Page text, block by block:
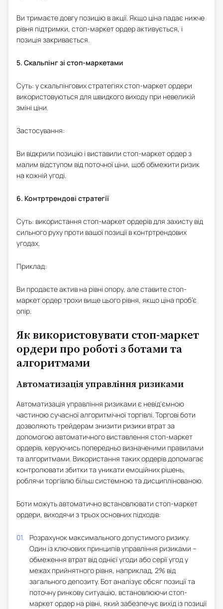
Ви тримаєте довгу позицію в акції. Якщо ціна падає нижче
рівня підтримки, стоп-маркет ордер активується, і
позиція закривається.
5. Скальпінг зі стоп-маркетами
Суть: у скальпінгових стратегіях стоп-маркет ордери
використовуються для швидкого виходу при невеликій
зміні ціни.
Застосування:
Ви відкрили позицію і виставили стоп-маркет ордер з
малим відступом від поточної ціни, щоб обмежити ризик
на кожній угоді.
6. Контртрендові стратегії
Суть: використання стоп-маркет ордерів для захисту від
сильного руху проти вашої позиції в контртрендових
угодах.
Приклад:
Ви продаєте актив на рівні опору, але ставите стоп-
маркет ордер трохи вище цього рівня, якщо ціна проб’є
опір.
Як використовувати стоп-маркет
ордери про роботі з ботами та
алгоритмами
Автоматизація управління ризиками
Автоматизація управління ризиками є невід'ємною
частиною сучасної алгоритмічної торгівлі. Торгові боти
дозволяють трейдерам знизити ризики втрат за
допомогою автоматичного виставлення стоп-маркет
ордерів, керуючись попередньо визначеними правилами
та алгоритмами. Використання таких ордерів допомагає
контролювати збитки та уникати емоційних рішень,
роблячи торгівлю більш системною та дисциплінованою.
Боти можуть автоматично встановлювати стоп-маркет
ордери, виходячи з трьох основних підходів:
Розрахунок максимального допустимого ризику.
Один із ключових принципів управління ризиками –
обмеження втрат від однієї угоди або серії угод у
межах прийнятного рівня, наприклад, 2% від
загального депозиту. Бот аналізує обсяг позиції та
поточну ринкову ситуацію, встановлюючи стоп-
маркет ордер на рівні, який забезпечує вихід із позиції